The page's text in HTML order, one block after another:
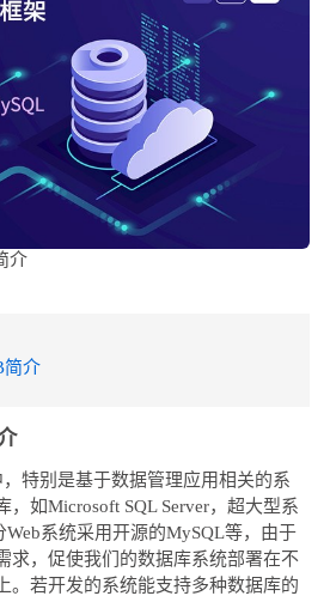
介
简介
特别是基于数据管理应用相关的系
，如Microsoft SQL Server，超大型系
Web系统采用开源的MySQL等，由于
求，促使我们的数据库系统部署在不
。若开发的系统能支持多种数据库的